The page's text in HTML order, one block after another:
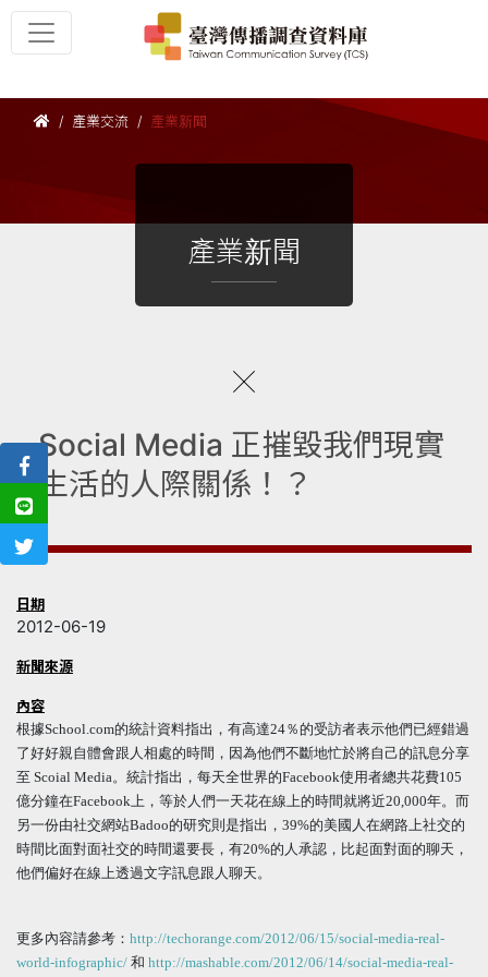
產業交流 產業新聞
產業新聞
Social Media 正摧毀我們現實
生活的人際關係！？
日期
2012-06-19
新聞來源
內容
根據School.com的統計資料指出，有高達24％的受訪者表示他們已經錯過
了好好親自體會跟人相處的時間，因為他們不斷地忙於將自己的訊息分享
至 Scoial Media。統計指出，每天全世界的Facebook使用者總共花費105
億分鐘在Facebook上，等於人們一天花在線上的時間就將近20,000年。而
另一份由社交網站Badoo的研究則是指出，39%的美國人在網路上社交的
時間比面對面社交的時間還要長，有20%的人承認，比起面對面的聊天，
他們偏好在線上透過文字訊息跟人聊天。
更多內容請參考： http://techorange.com/2012/06/15/social-media-real-
world-infographic/ 和 http://mashable.com/2012/06/14/social-media-real-